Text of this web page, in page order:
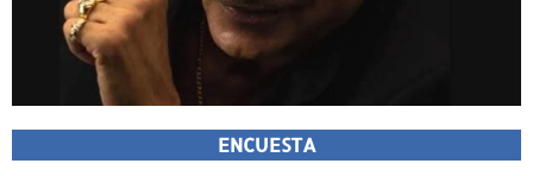
ENCUESTA